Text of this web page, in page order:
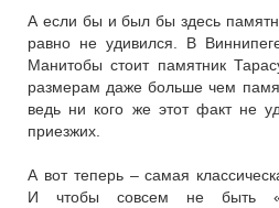
А если бы и был бы здесь
равно не удивился. В
Манитобы стоит памятник
размерам даже больше чем
ведь ни кого же этот факт не
приезжих.
А вот теперь – самая
И чтобы совсем не быть